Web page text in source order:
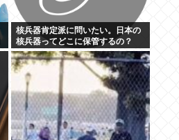
核兵器肯定派に問いたい。日本の
核兵器ってどこに保管するの？